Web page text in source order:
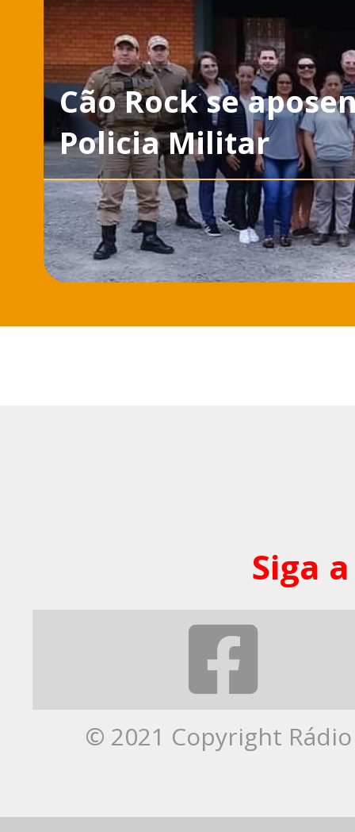
Cão Rock se
Policia Militar
Siga
© 2021 Copyright